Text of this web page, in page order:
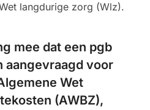
langdurige zorg (Wlz).
mee dat een pgb
aangevraagd voor
Wet
(AWBZ),